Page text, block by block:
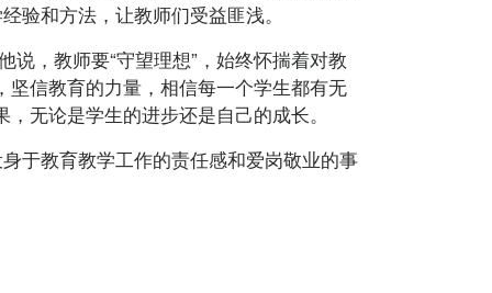
验和方法，让教师们受益匪浅。
，教师要“守望理想”，始终怀揣着对教
坚信教育的力量，相信每一个学生都有无
无论是学生的进步还是自己的成长。
教育教学工作的责任感和爱岗敬业的事